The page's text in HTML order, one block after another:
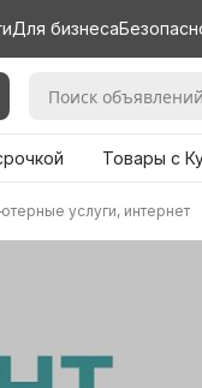
Для бизнеса
Товары с
услуги, интернет